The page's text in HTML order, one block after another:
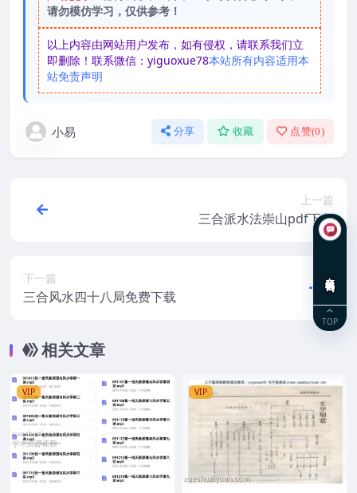
请勿模仿学习，仅供参考！
以上内容由网站用户发布，如有侵权，请联系我们立
即删除！联系微信：yiguoxue78本站所有内容适用本
站免责声明
小易 分享 收藏 点赞(0)
上一篇
三合派水法崇山pdf下载
下一篇
三合风水四十八局免费下载
相关文章
VIP VIP
TOP